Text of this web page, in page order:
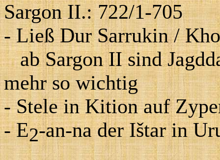
Sargon II.: 722/1-705
- Ließ Dur Sarrukin /
ab Sargon II sind
mehr so wichtig
-Stele in Kition auf
- E2-an-na der Ištar in